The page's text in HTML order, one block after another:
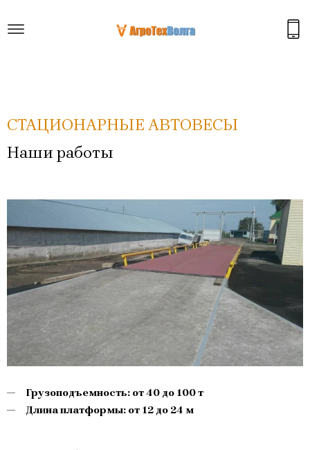
СТАЦИОНАРНЫЕ АВТОВЕСЫ
Наши работы
Грузоподъемность: от 40 до 100 т
Длина платформы: от 12 до 24 м